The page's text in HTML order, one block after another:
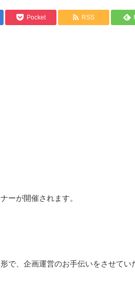
Pocket RSS
ーが開催されます。
で、企画運営のお手伝いをさせてい